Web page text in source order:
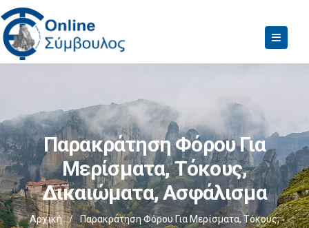
Παρακράτηση Φόρου Για
Μερίσματα, Τόκους,
Δικαιώματα, Ασφάλισμα
Αρχική /
Παρακράτηση Φόρου Για Μερίσματα, Τόκους,